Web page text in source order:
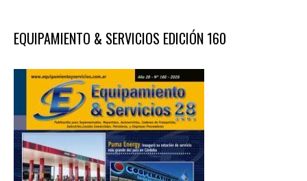
EQUIPAMIENTO & SERVICIOS EDICIÓN 160